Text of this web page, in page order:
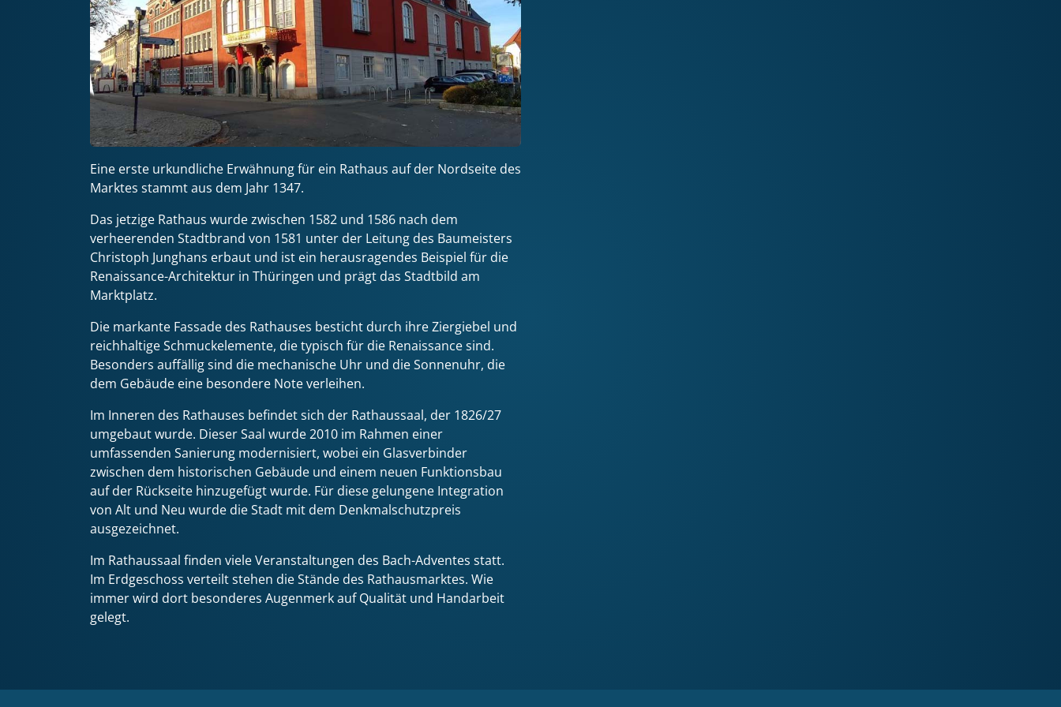
Eine erste urkundliche Erwähnung für ein Rathaus auf der Nord­seite des
Marktes stammt aus dem Jahr 1347.
Das jetzige Rathaus wurde zwischen 1582 und 1586 nach dem
verheerenden Stadtbrand von 1581 unter der Leitung des Baumeisters
Christoph Junghans erbaut und ist ein herausragendes Beispiel für die
Renaissance-Architektur in Thüringen und prägt das Stadtbild am
Marktplatz.
Die markante Fassade des Rathauses besticht durch ihre Ziergiebel und
reichhaltige Schmuckelemente, die typisch für die Renaissance sind.
Besonders auffällig sind die mechanische Uhr und die Sonnenuhr, die
dem Gebäude eine besondere Note verleihen.
Im Inneren des Rathauses befindet sich der Rathaussaal, der 1826/27
umgebaut wurde. Dieser Saal wurde 2010 im Rahmen einer
umfassenden Sanierung modernisiert, wobei ein Glasverbinder
zwischen dem historischen Gebäude und einem neuen Funktionsbau
auf der Rückseite hinzugefügt wurde. Für diese gelungene Integration
von Alt und Neu wurde die Stadt mit dem Denkmalschutzpreis
ausgezeichnet.
Im Rathaussaal finden viele Veranstaltungen des Bach-Adventes statt.
Im Erdgeschoss verteilt stehen die Stände des Rathausmarktes. Wie
immer wird dort besonderes Augenmerk auf Qualität und Hand­arbeit
gelegt.